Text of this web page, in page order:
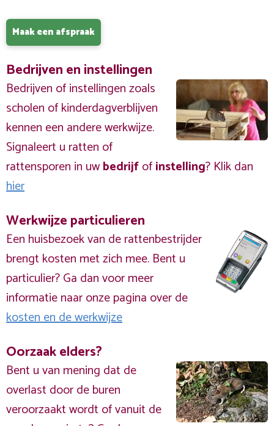
Maak een afspraak
Bedrijven en instellingen
Bedrijven of instellingen zoals
scholen of kinderdagverblijven
kennen een andere werkwijze.
Signaleert u ratten of
rattensporen in uwbedrijfofinstelling? Klik dan
hier
Werkwijze particulieren
Een huisbezoek van de rattenbestrijder
brengt kosten met zich mee. Bent u
particulier? Ga dan voor meer
informatie naar onze pagina over de
kosten en de werkwijze
Oorzaak elders?
Bent u van mening dat de
overlast door de buren
veroorzaakt wordt of vanuit de